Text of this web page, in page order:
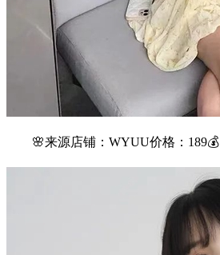
🌸来源店铺：WYUU价格：189💰